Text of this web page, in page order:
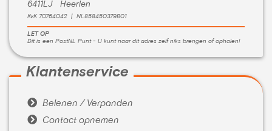
6411LJ Heerlen
KvK 70764042 | NL858450379B01
LET OP
Dit is een PostNL Punt - U kunt naar dit adres zelf niks brengen of ophalen!
Klantenservice
 Belenen / Verpanden
 Contact opnemen